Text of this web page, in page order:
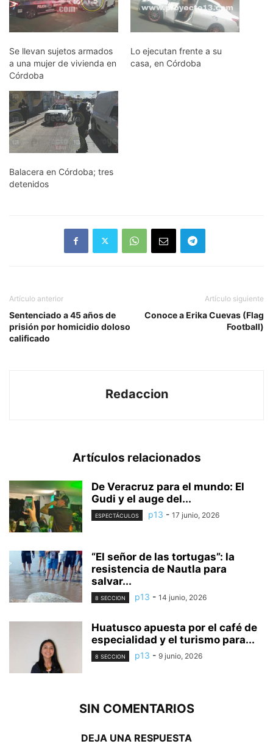
Se llevan sujetos armados
a una mujer de vivienda en
Córdoba
Lo ejecutan frente a su
casa, en Córdoba
Balacera en Córdoba; tres
detenidos
Artículo anterior
Sentenciado a 45 años de
prisión por homicidio doloso
calificado
Artículo siguiente
Conoce a Erika Cuevas (Flag
Football)
Redaccion
Artículos relacionados
De Veracruz para el mundo: El
Gudi y el auge del...
ESPECTÁCULOS p13 - 17 junio, 2026
“El señor de las tortugas”: la
resistencia de Nautla para
salvar...
8 SECCION p13 - 14 junio, 2026
Huatusco apuesta por el café de
especialidad y el turismo para...
8 SECCION p13 - 9 junio, 2026
SIN COMENTARIOS
DEJA UNA RESPUESTA